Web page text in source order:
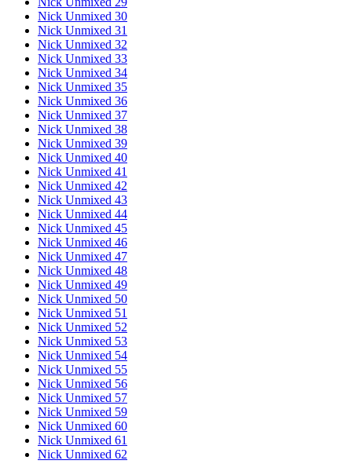
Nick Unmixed 30
Nick Unmixed 31
Nick Unmixed 32
Nick Unmixed 33
Nick Unmixed 34
Nick Unmixed 35
Nick Unmixed 36
Nick Unmixed 37
Nick Unmixed 38
Nick Unmixed 39
Nick Unmixed 40
Nick Unmixed 41
Nick Unmixed 42
Nick Unmixed 43
Nick Unmixed 44
Nick Unmixed 45
Nick Unmixed 46
Nick Unmixed 47
Nick Unmixed 48
Nick Unmixed 49
Nick Unmixed 50
Nick Unmixed 51
Nick Unmixed 52
Nick Unmixed 53
Nick Unmixed 54
Nick Unmixed 55
Nick Unmixed 56
Nick Unmixed 57
Nick Unmixed 59
Nick Unmixed 60
Nick Unmixed 61
Nick Unmixed 62